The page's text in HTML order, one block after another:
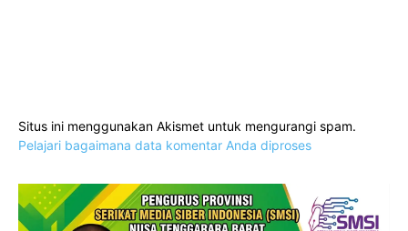
Situs ini menggunakan Akismet untuk mengurangi spam.
Pelajari bagaimana data komentar Anda diproses